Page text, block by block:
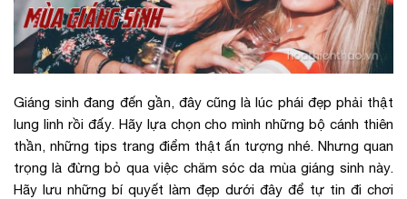
Giáng sinh đang đến gần, đây cũng là lúc phái đẹp phải thật
lung linh rồi đấy. Hãy lựa chọn cho mình những bộ cánh thiên
thần, những tips trang điểm thật ấn tượng nhé. Nhưng quan
trọng là đừng bỏ qua việc chăm sóc da mùa giáng sinh này.
Hãy lưu những bí quyết làm đẹp dưới đây để tự tin đi chơi